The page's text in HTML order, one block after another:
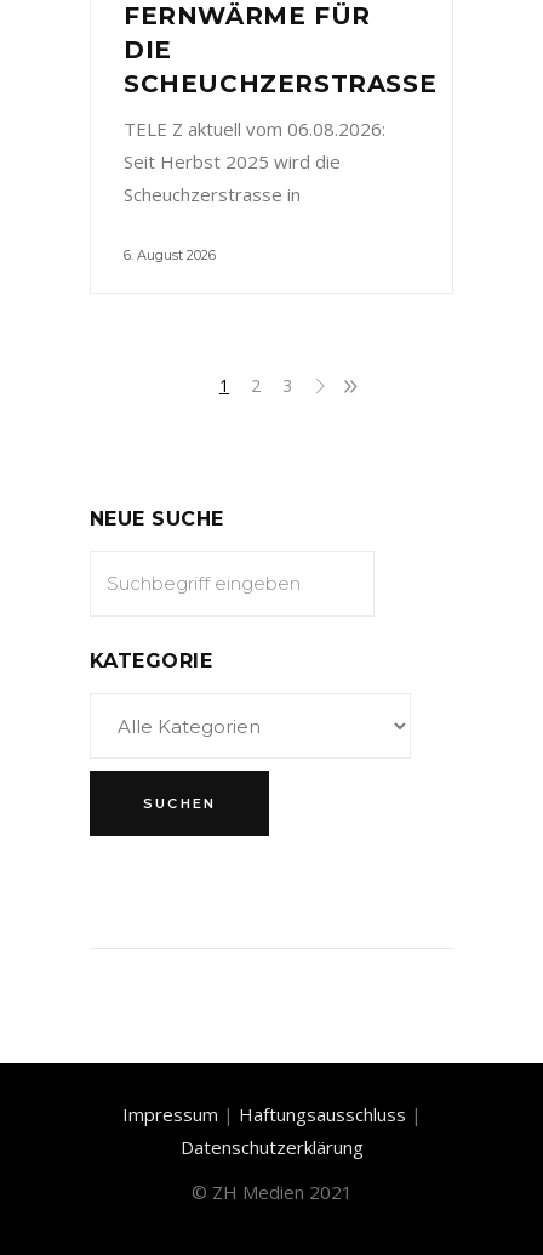
FERNWÄRME FÜR
DIE
SCHEUCHZERSTRASSE
TELE Z aktuell vom 06.08.2026:
Seit Herbst 2025 wird die
Scheuchzerstrasse in
6. August 2026
1 2 3
NEUE SUCHE
KATEGORIE
Impressum | Haftungsausschluss |
Datenschutzerklärung
© ZH Medien 2021